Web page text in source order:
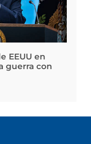
EEUU en
guerra con